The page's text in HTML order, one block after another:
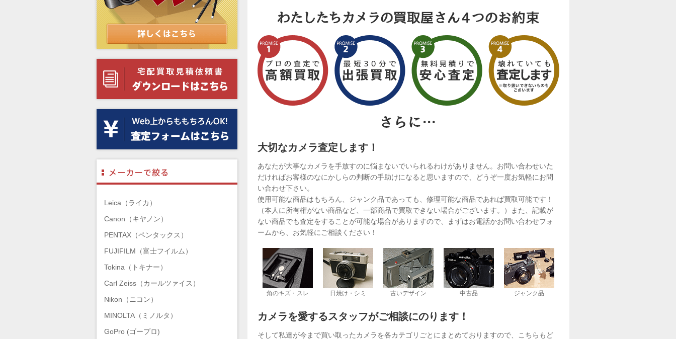
大切なカメラ査定します！
あなたが大事なカメラを手放すのに悩まないでいられるわけがありません。お問い合わせいた
だければお客様のなにかしらの判断の手助けになると思いますので、どうぞ一度お気軽にお問
い合わせ下さい。
使用可能な商品はもちろん、ジャンク品であっても、修理可能な商品であれば買取可能です！
（本人に所有権がない商品など、一部商品で買取できない場合がございます。）また、記載が
ない商品でも査定をすることが可能な場合がありますので、まずはお電話かお問い合わせフォ
ームから、お気軽にご相談ください！
角のキズ・スレ 日焼け・シミ 古いデザイン 中古品 ジャンク品
カメラを愛するスタッフがご相談にのります！
そして私達が今まで買い取ったカメラを各カテゴリごとにまとめておりますので、こちらもど
Leica（ライカ）
Canon（キヤノン）
PENTAX（ペンタックス）
FUJIFILM（富士フイルム）
Tokina（トキナー）
Carl Zeiss（カールツァイス）
Nikon（ニコン）
MINOLTA（ミノルタ）
GoPro (ゴープロ)